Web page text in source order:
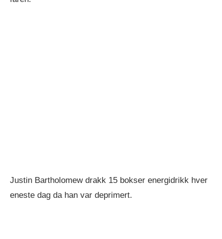
Justin Bartholomew drakk 15 bokser energidrikk hver
eneste dag da han var deprimert.